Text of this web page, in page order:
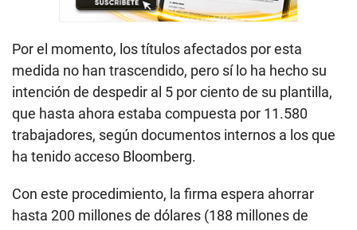
Por el momento, los títulos afectados por esta
medida no han trascendido, pero sí lo ha hecho su
intención de despedir al 5 por ciento de su plantilla,
que hasta ahora estaba compuesta por 11.580
trabajadores, según documentos internos a los que
ha tenido acceso Bloomberg.
Con este procedimiento, la firma espera ahorrar
hasta 200 millones de dólares (188 millones de